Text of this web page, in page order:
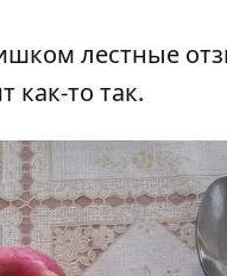
лестные
как-то так.